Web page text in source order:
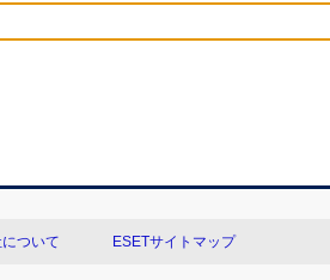
ついて ESETサイトマップ